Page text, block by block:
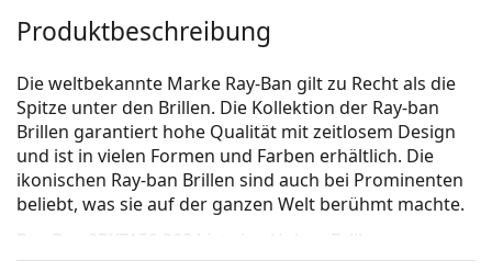
Produktbeschreibung
Die weltbekannte Marke Ray-Ban gilt zu Recht als die
Spitze unter den Brillen. Die Kollektion der Ray-ban
Brillen garantiert hohe Qualität mit zeitlosem Design
und ist in vielen Formen und Farben erhältlich. Die
ikonischen Ray-ban Brillen sind auch bei Prominenten
beliebt, was sie auf der ganzen Welt berühmt machte.
Ray-Ban 0RX7159 2034 ist eine Unisex Brille.